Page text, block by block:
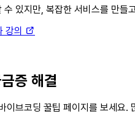
있지만, 복잡한 서비스를 만
강의
증 해결
이브코딩 꿀팁 페이지를 보세요